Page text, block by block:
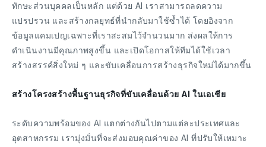
ทักษะส่วนบุคคลเป็นหลัก แต่ด้วย AI เราสามารถลดความ
แปรปรวน และสร้างกลยุทธ์ที่นำกลับมาใช้ซ้ำได้ โดยอิงจาก
ข้อมูลแคมเปญเฉพาะที่เราสะสมไว้จำนวนมาก ส่งผลให้การ
ดำเนินงานมีคุณภาพสูงขึ้น และเปิดโอกาสให้ทีมได้ใช้เวลา
สร้างสรรค์สิ่งใหม่ ๆ และขับเคลื่อนการสร้างธุรกิจใหม่ได้มากขึ้น
สร้างโครงสร้างพื้นฐานธุรกิจที่ขับเคลื่อนด้วย AI ในเอเชีย
ระดับความพร้อมของ AI แตกต่างกันไปตามแต่ละประเทศและ
อุตสาหกรรม เรามุ่งมั่นที่จะส่งมอบคุณค่าของ AI ที่ปรับให้เหมาะ